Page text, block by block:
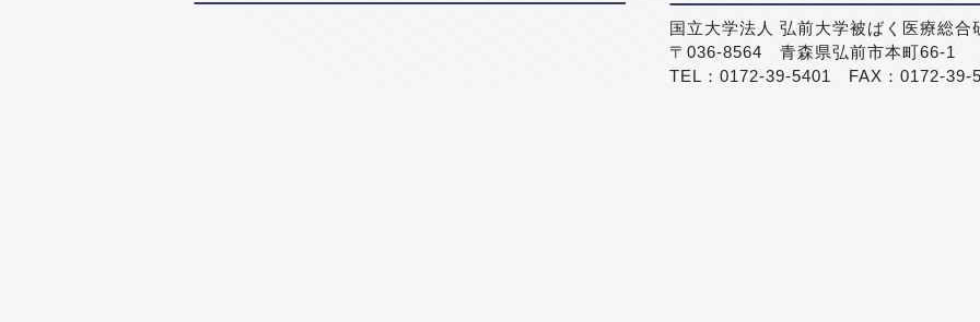
国立大学法人 弘前大学被ばく医療総合
〒036-8564 青森県弘前市本町66-1
TEL：0172-39-5401 FAX：0172-39-